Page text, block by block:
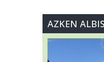
AZKEN